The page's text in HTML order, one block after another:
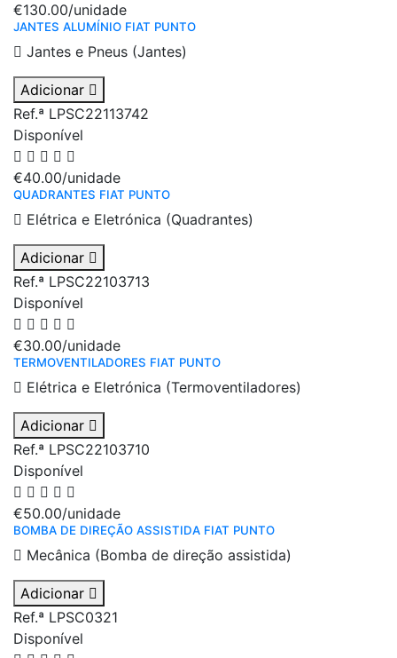
€130.00/unidade
JANTES ALUMÍNIO FIAT PUNTO
Jantes e Pneus (Jantes)
Adicionar
Ref.ª LPSC22113742
Disponível
€40.00/unidade
QUADRANTES FIAT PUNTO
Elétrica e Eletrónica (Quadrantes)
Adicionar
Ref.ª LPSC22103713
Disponível
€30.00/unidade
TERMOVENTILADORES FIAT PUNTO
Elétrica e Eletrónica (Termoventiladores)
Adicionar
Ref.ª LPSC22103710
Disponível
€50.00/unidade
BOMBA DE DIREÇÃO ASSISTIDA FIAT PUNTO
Mecânica (Bomba de direção assistida)
Adicionar
Ref.ª LPSC0321
Disponível